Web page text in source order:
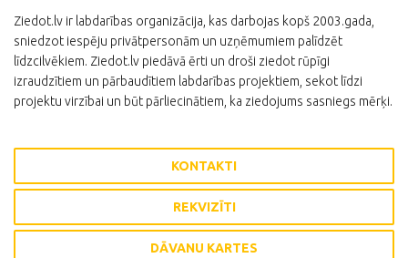
Ziedot.lv ir labdarības organizācija, kas darbojas kopš 2003.gada,
sniedzot iespēju privātpersonām un uzņēmumiem palīdzēt
līdzcilvēkiem. Ziedot.lv piedāvā ērti un droši ziedot rūpīgi
izraudzītiem un pārbaudītiem labdarības projektiem, sekot līdzi
projektu virzībai un būt pārliecinātiem, ka ziedojums sasniegs mērķi.
KONTAKTI
REKVIZĪTI
DĀVANU KARTES